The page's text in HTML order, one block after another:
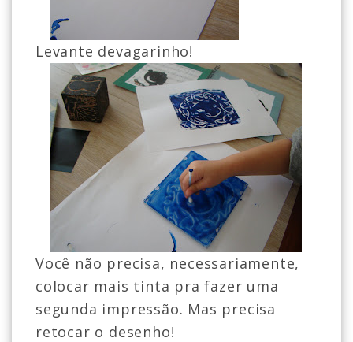
Levante devagarinho!
Você não precisa, necessariamente,
colocar mais tinta pra fazer uma
segunda impressão. Mas precisa
retocar o desenho!